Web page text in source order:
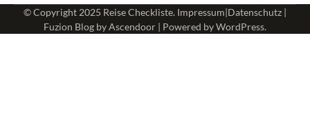
© Copyright 2025 Reise Checkliste. Impressum|Datenschutz |
Fuzion Blog byAscendoor | Powered byWordPress.